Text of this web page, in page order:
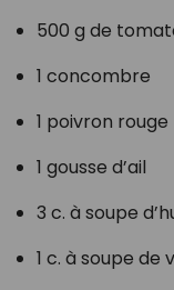
500 g de
1 concombre
1 poivron rouge
1 gousse d’ail
3 c. à soupe
1 c. à soupe de